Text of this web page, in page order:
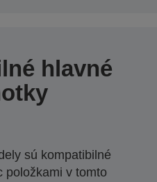
hlavné
sú kompatibilné
položkami v tomto